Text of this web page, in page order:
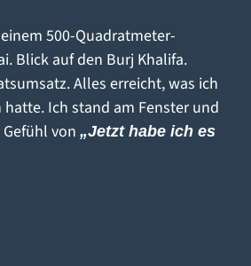
500-Quadratmeter-
Blick auf den Burj Khalifa.
Alles erreicht, was ich
Ich stand am Fenster und
von „Jetzt habe ich es